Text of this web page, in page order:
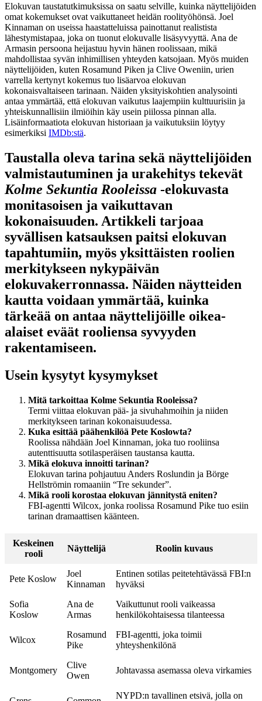
Elokuvan taustatutkimuksissa on saatu selville, kuinka näyttelijöiden
omat kokemukset ovat vaikuttaneet heidän roolityöhönsä. Joel
Kinnaman on useissa haastatteluissa painottanut realistista
lähestymistapaa, joka on tuonut elokuvalle lisäsyvyyttä. Ana de
Armasin persoona heijastuu hyvin hänen roolissaan, mikä
mahdollistaa syvän inhimillisen yhteyden katsojaan. Myös muiden
näyttelijöiden, kuten Rosamund Piken ja Clive Oweniin, urien
varrella kertynyt kokemus tuo lisäarvoa elokuvan
kokonaisvaltaiseen tarinaan. Näiden yksityiskohtien analysointi
antaa ymmärtää, että elokuvan vaikutus laajempiin kulttuurisiin ja
yhteiskunnallisiin ilmiöihin käy usein piilossa pinnan alla.
Lisäinformaatiota elokuvan historiaan ja vaikutuksiin löytyy
esimerkiksi IMDb:stä.
Taustalla oleva tarina sekä näyttelijöiden
valmistautuminen ja urakehitys tekevät
Kolme Sekuntia Rooleissa -elokuvasta
monitasoisen ja vaikuttavan
kokonaisuuden. Artikkeli tarjoaa
syvällisen katsauksen paitsi elokuvan
tapahtumiin, myös yksittäisten roolien
merkitykseen nykypäivän
elokuvakerronnassa. Näiden näytteiden
kautta voidaan ymmärtää, kuinka
tärkeää on antaa näyttelijöille oikea-
alaiset eväät rooliensa syvyyden
rakentamiseen.
Usein kysytyt kysymykset
Mitä tarkoittaa Kolme Sekuntia Rooleissa?
Termi viittaa elokuvan pää- ja sivuhahmoihin ja niiden
merkitykseen tarinan kokonaisuudessa.
Kuka esittää päähenkilöä Pete Koslowta?
Roolissa nähdään Joel Kinnaman, joka tuo rooliinsa
autenttisuutta sotilasperäisen taustansa kautta.
Mikä elokuva innoitti tarinan?
Elokuvan tarina pohjautuu Anders Roslundin ja Börge
Hellströmin romaaniin “Tre sekunder”.
Mikä rooli korostaa elokuvan jännitystä eniten?
FBI-agentti Wilcox, jonka roolissa Rosamund Pike tuo esiin
tarinan dramaattisen käänteen.
Keskeinen
rooli
Näyttelijä Roolin kuvaus
Pete Koslow
Joel
Kinnaman
Entinen sotilas peitetehtävässä FBI:n
hyväksi
Sofia
Koslow
Ana de
Armas
Vaikuttunut rooli vaikeassa
henkilökohtaisessa tilanteessa
Wilcox
Rosamund
Pike
FBI-agentti, joka toimii
yhteyshenkilönä
Montgomery
Clive
Owen
Johtavassa asemassa oleva virkamies
NYPD:n tavallinen etsivä, jolla on